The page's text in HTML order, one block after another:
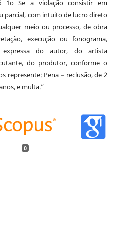
1o Se a violação consistir em
parcial, com intuito de lucro direto
meio ou processo, de obra
execução ou fonograma,
expressa do autor, do artista
do produtor, conforme o
represente: Pena – reclusão, de 2
e multa.”
0